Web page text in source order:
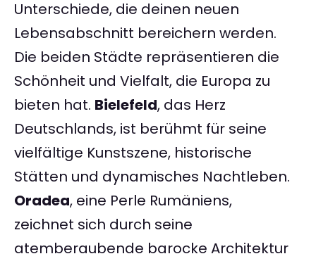
Unterschiede, die deinen neuen
Lebensabschnitt bereichern werden.
Die beiden Städte repräsentieren die
Schönheit und Vielfalt, die Europa zu
bieten hat. Bielefeld, das Herz
Deutschlands, ist berühmt für seine
vielfältige Kunstszene, historische
Stätten und dynamisches Nachtleben.
Oradea, eine Perle Rumäniens,
zeichnet sich durch seine
atemberaubende barocke Architektur